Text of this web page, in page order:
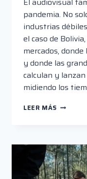
pandemia. No
industrias
el caso de
mercados,
y donde las
calculan y
midiendo los
LEER MÁS JESSICA
ERA
DE
LA
SEQUÍA